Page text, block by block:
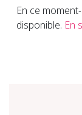
En ce
disponible. En